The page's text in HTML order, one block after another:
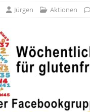
ALLGEMEIN
Jürgen Aktionen